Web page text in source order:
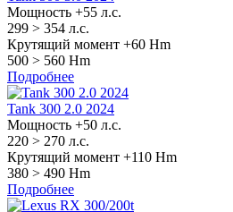
Мощность +55 л.с.
299 > 354 л.с.
Крутящий момент +60 Hm
500 > 560 Hm
Подробнее
Tank 300 2.0 2024
Мощность +50 л.с.
220 > 270 л.с.
Крутящий момент +110 Hm
380 > 490 Hm
Подробнее